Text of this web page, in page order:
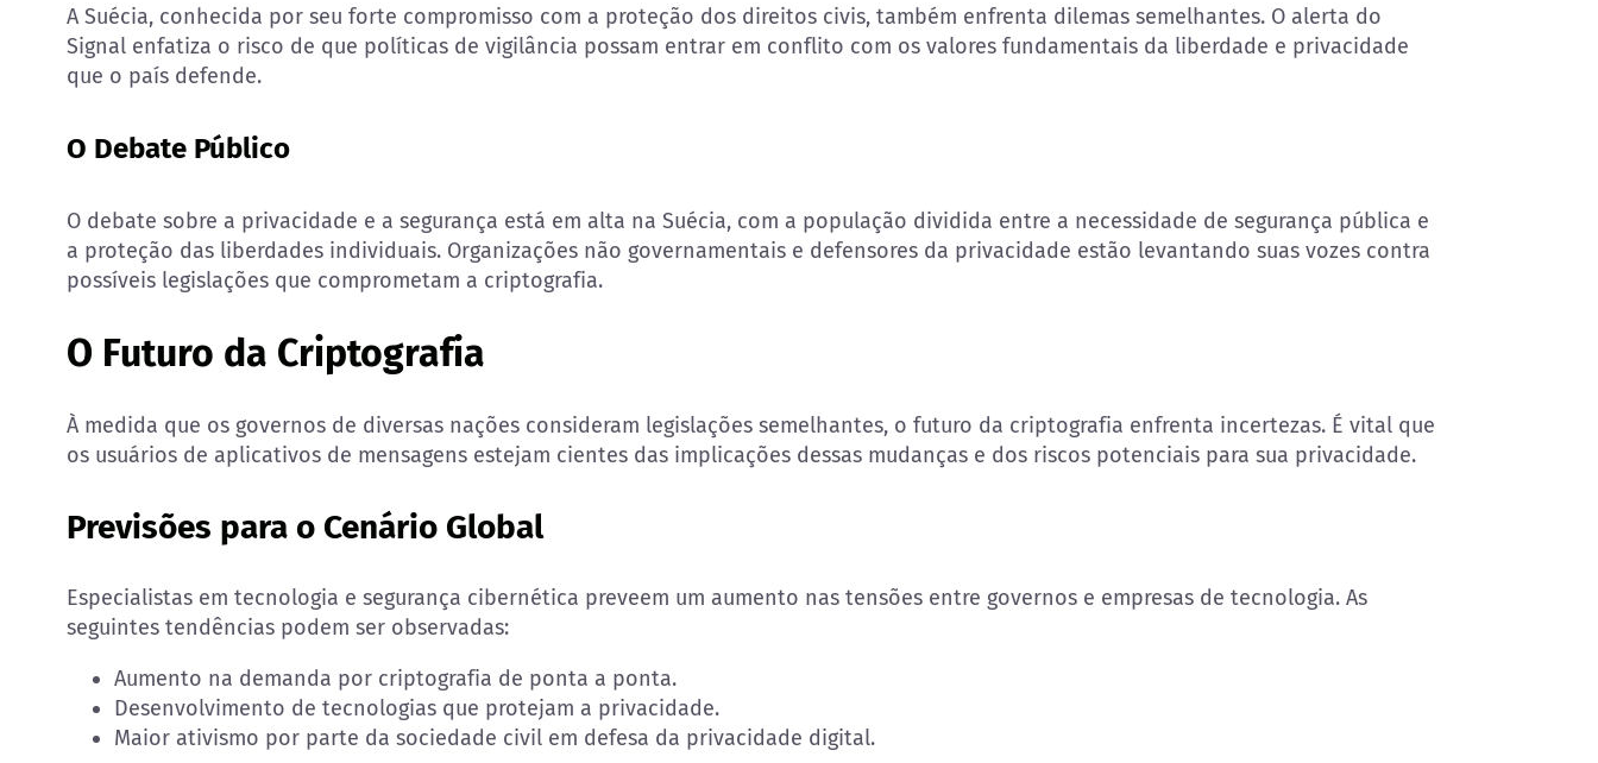
A Suécia, conhecida por seu forte compromisso com a proteção dos direitos civis, também enfrenta dilemas semelhantes. O alerta do
Signal enfatiza o risco de que políticas de vigilância possam entrar em conflito com os valores fundamentais da liberdade e privacidade
que o país defende.
O Debate Público
O debate sobre a privacidade e a segurança está em alta na Suécia, com a população dividida entre a necessidade de segurança pública e
a proteção das liberdades individuais. Organizações não governamentais e defensores da privacidade estão levantando suas vozes contra
possíveis legislações que comprometam a criptografia.
O Futuro da Criptografia
À medida que os governos de diversas nações consideram legislações semelhantes, o futuro da criptografia enfrenta incertezas. É vital que
os usuários de aplicativos de mensagens estejam cientes das implicações dessas mudanças e dos riscos potenciais para sua privacidade.
Previsões para o Cenário Global
Especialistas em tecnologia e segurança cibernética preveem um aumento nas tensões entre governos e empresas de tecnologia. As
seguintes tendências podem ser observadas:
Aumento na demanda por criptografia de ponta a ponta.
Desenvolvimento de tecnologias que protejam a privacidade.
Maior ativismo por parte da sociedade civil em defesa da privacidade digital.